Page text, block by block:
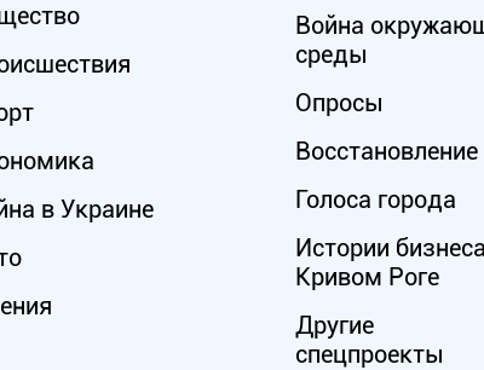
в Украине
Война
среды
Опросы
Восстановление
Голоса города
Истории
Кривом Роге
Другие
спецпроекты